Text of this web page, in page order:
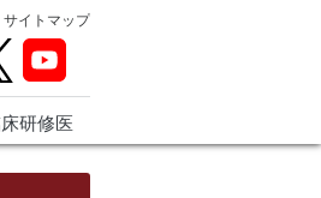
サイトマップ
研修医